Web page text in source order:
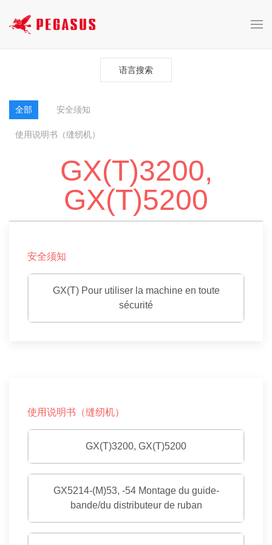
语言搜索
全部 安全须知
使用说明书（缝纫机）
GX(T)3200,
GX(T)5200
安全须知
GX(T) Pour utiliser la machine en toute
sécurité
使用说明书（缝纫机）
GX(T)3200, GX(T)5200
GX5214-(M)53, -54 Montage du guide-
bande/du distributeur de ruban